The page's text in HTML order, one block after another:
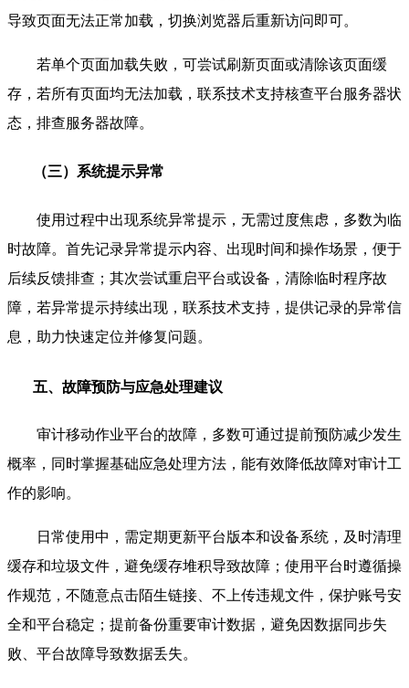
导致页面无法正常加载，切换浏览器后重新访问即可。
若单个页面加载失败，可尝试刷新页面或清除该页面缓
存，若所有页面均无法加载，联系技术支持核查平台服务器状
态，排查服务器故障。
（三）系统提示异常
使用过程中出现系统异常提示，无需过度焦虑，多数为临
时故障。首先记录异常提示内容、出现时间和操作场景，便于
后续反馈排查；其次尝试重启平台或设备，清除临时程序故
障，若异常提示持续出现，联系技术支持，提供记录的异常信
息，助力快速定位并修复问题。
五、故障预防与应急处理建议
审计移动作业平台的故障，多数可通过提前预防减少发生
概率，同时掌握基础应急处理方法，能有效降低故障对审计工
作的影响。
日常使用中，需定期更新平台版本和设备系统，及时清理
缓存和垃圾文件，避免缓存堆积导致故障；使用平台时遵循操
作规范，不随意点击陌生链接、不上传违规文件，保护账号安
全和平台稳定；提前备份重要审计数据，避免因数据同步失
败、平台故障导致数据丢失。